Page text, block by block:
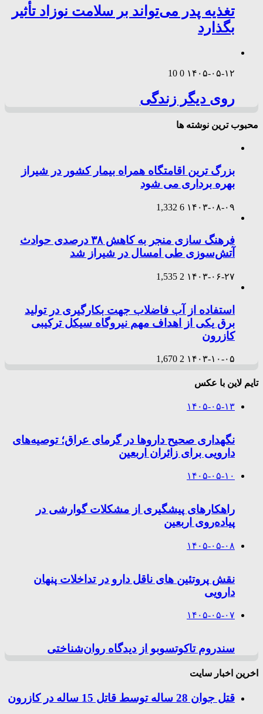
تغذیه پدر می‌تواند بر سلامت نوزاد تأثیر
بگذارد
۱۴۰۵-۰۵-۱۲ 0
10
روی دیگر زندگی
محبوب ترین نوشته ها
بزرگ ترین اقامتگاه همراه بیمار کشور در شیراز
بهره برداری می شود
۱۴۰۳-۰۸-۰۹ 6
1,332
فرهنگ سازی منجر به کاهش ۳۸ درصدی حوادث
آتش‌سوزی طی امسال در شیراز شد
۱۴۰۳-۰۶-۲۷ 2
1,535
استفاده از آب فاضلاب جهت بکارگیری در تولید
برق یکی از اهداف مهم نیروگاه سیکل ترکیبی
کازرون
۱۴۰۳-۱۰-۰۵ 2
1,670
تایم لاین با عکس
۱۴۰۵-۰۵-۱۳
نگهداری صحیح داروها در گرمای عراق؛ توصیه‌های
دارویی برای زائران اربعین
۱۴۰۵-۰۵-۱۰
راهکارهای پیشگیری از مشکلات گوارشی در
پیاده‌روی اربعین
۱۴۰۵-۰۵-۰۸
نقش پروتئین های ناقل دارو در تداخلات پنهان
دارویی
۱۴۰۵-۰۵-۰۷
سندروم تاکوتسوبو از دیدگاه روان‌شناختی
اخرین اخبار سایت
قتل جوان 28 ساله توسط قاتل 15 ساله در کازرون